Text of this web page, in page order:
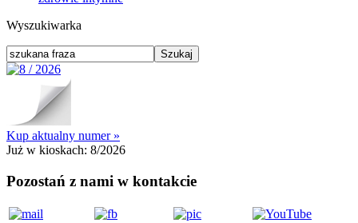
Wyszukiwarka
Kup aktualny numer »
Już w kioskach: 8/2026
Pozostań z nami w kontakcie